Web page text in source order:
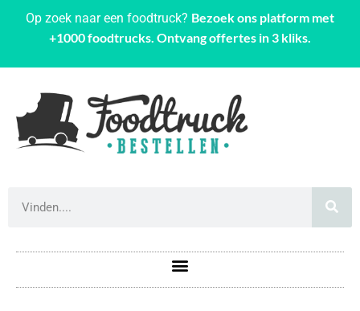
Op zoek naar een foodtruck? Bezoek ons platform met
+1000 foodtrucks. Ontvang offertes in 3 kliks.